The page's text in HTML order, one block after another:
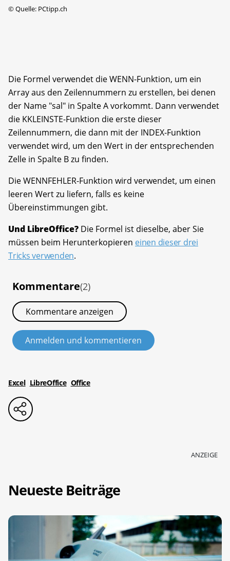
©Quelle: PCtipp.ch
Die Formel verwendet die WENN-Funktion, um ein
Array aus den Zeilennummern zu erstellen, bei denen
der Name "sal" in Spalte A vorkommt. Dann verwendet
die KKLEINSTE-Funktion die erste dieser
Zeilennummern, die dann mit der INDEX-Funktion
verwendet wird, um den Wert in der entsprechenden
Zelle in Spalte B zu finden.
Die WENNFEHLER-Funktion wird verwendet, um einen
leeren Wert zu liefern, falls es keine
Übereinstimmungen gibt.
Und LibreOffice? Die Formel ist dieselbe, aber Sie
müssen beim Herunterkopieren einen dieser drei
Tricks verwenden.
Kommentare(2)
Kommentare anzeigen
Anmelden und kommentieren
Excel LibreOffice Office
ANZEIGE
Neueste Beiträge